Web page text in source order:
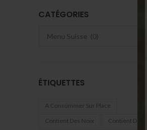
CATÉGORIES
ÉTIQUETTES
A Consommer Sur Place
Contient Des Noix
Contient Du